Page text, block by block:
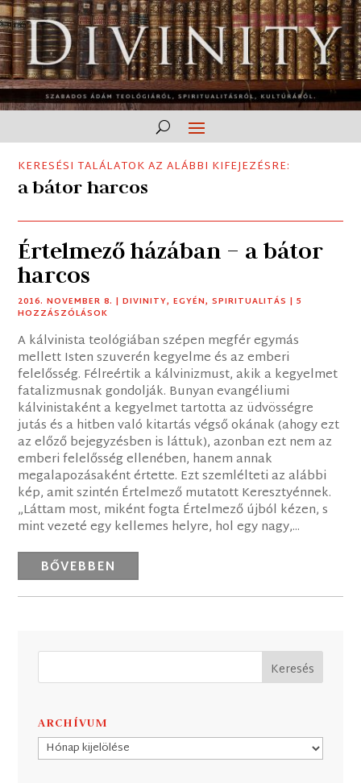
KERESÉSI TALÁLATOK AZ ALÁBBI KIFEJEZÉSRE:
a bátor harcos
Értelmező házában – a bátor
harcos
2016. NOVEMBER 8. |DIVINITY,EGYÉN,SPIRITUALITÁS | 5
HOZZÁSZÓLÁSOK
A kálvinista teológiában szépen megfér egymás
mellett Isten szuverén kegyelme és az emberi
felelősség. Félreértik a kálvinizmust, akik a kegyelmet
fatalizmusnak gondolják. Bunyan evangéliumi
kálvinistaként a kegyelmet tartotta az üdvösségre
jutás és a hitben való kitartás végső okának (ahogy ezt
az előző bejegyzésben is láttuk), azonban ezt nem az
emberi felelősség ellenében, hanem annak
megalapozásaként értette. Ezt szemlélteti az alábbi
kép, amit szintén Értelmező mutatott Keresztyénnek.
„Láttam most, miként fogta Értelmező újból kézen, s
mint vezeté egy kellemes helyre, hol egy nagy,...
BŐVEBBEN
ARCHÍVUM
Archívum